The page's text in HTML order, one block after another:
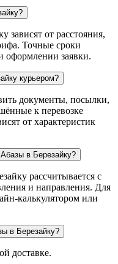
зависят от расстояния,
Точные сроки
оформлении заявки.
курьером?
документы, посылки,
к перевозке
от характеристик
в Березайку?
рассчитывается с
и направления. Для
калькулятором или
в Березайку?
доставке.